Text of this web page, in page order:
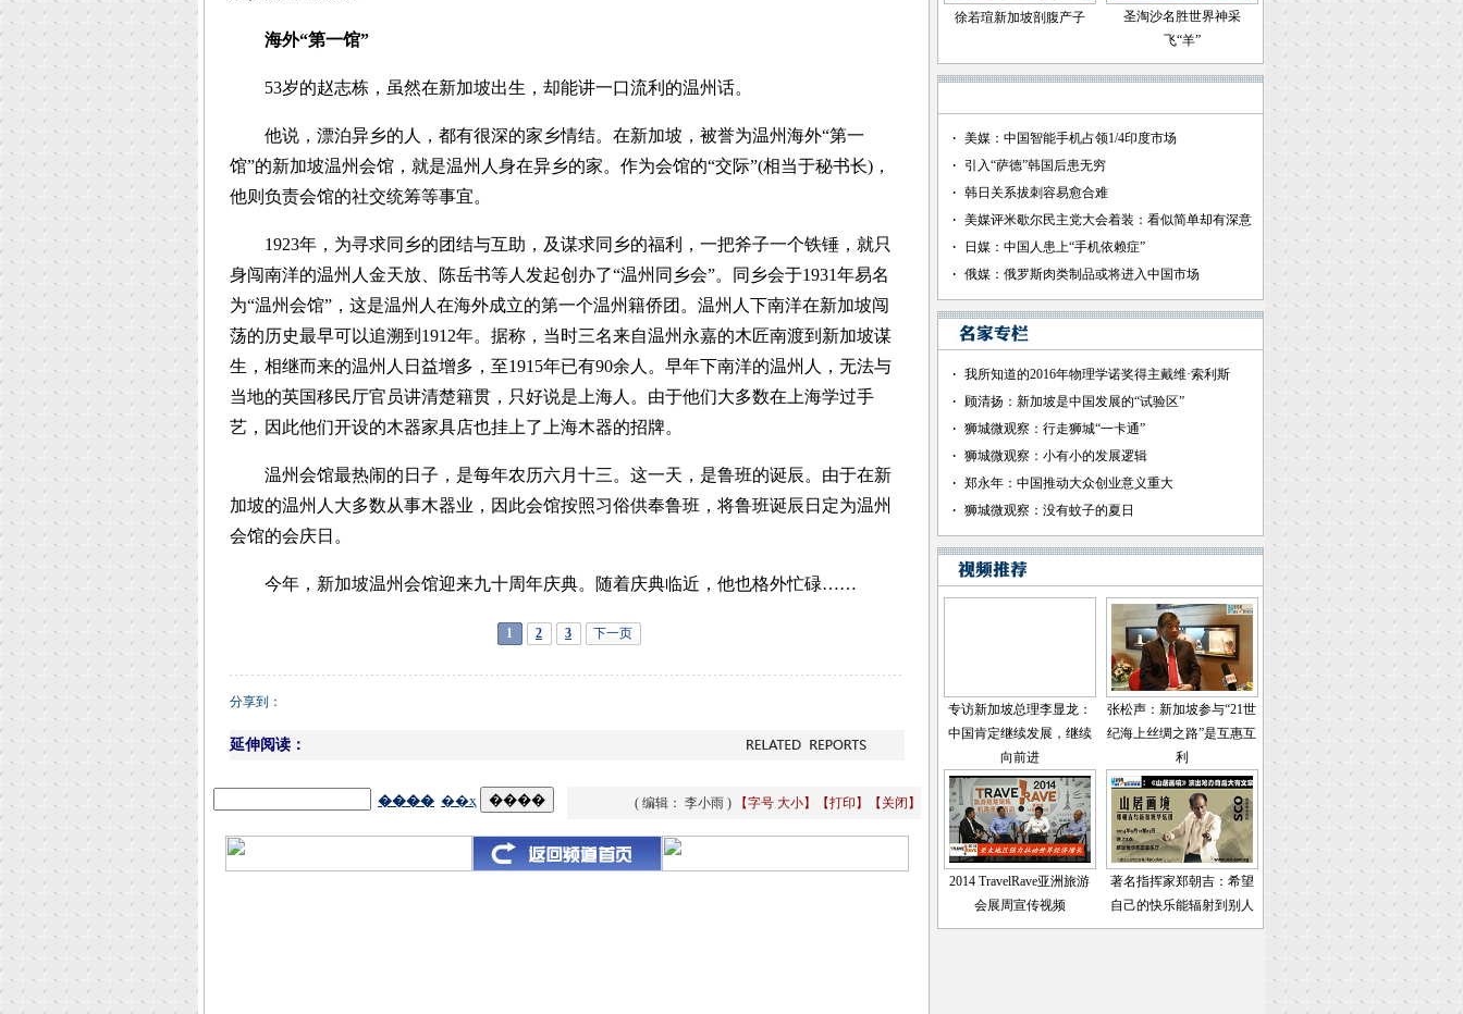
海外“第一馆”
53岁的赵志栋，虽然在新加坡出生，却能讲一口流利的温州话。
他说，漂泊异乡的人，都有很深的家乡情结。在新加坡，被誉为温州海外“第一
馆”的新加坡温州会馆，就是温州人身在异乡的家。作为会馆的“交际”(相当于秘书长)，
他则负责会馆的社交统筹等事宜。
1923年，为寻求同乡的团结与互助，及谋求同乡的福利，一把斧子一个铁锤，就只
身闯南洋的温州人金天放、陈岳书等人发起创办了“温州同乡会”。同乡会于1931年易名
为“温州会馆”，这是温州人在海外成立的第一个温州籍侨团。温州人下南洋在新加坡闯
荡的历史最早可以追溯到1912年。据称，当时三名来自温州永嘉的木匠南渡到新加坡谋
生，相继而来的温州人日益增多，至1915年已有90余人。早年下南洋的温州人，无法与
当地的英国移民厅官员讲清楚籍贯，只好说是上海人。由于他们大多数在上海学过手
艺，因此他们开设的木器家具店也挂上了上海木器的招牌。
温州会馆最热闹的日子，是每年农历六月十三。这一天，是鲁班的诞辰。由于在新
加坡的温州人大多数从事木器业，因此会馆按照习俗供奉鲁班，将鲁班诞辰日定为温州
会馆的会庆日。
今年，新加坡温州会馆迎来九十周年庆典。随着庆典临近，他也格外忙碌……
1 2 3 下一页
分享到：
延伸阅读：
( 编辑： 李小雨 ) 【字号 大小】 【打印 】 【 关闭 】